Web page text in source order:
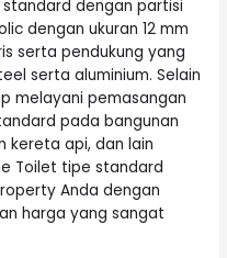
dengan partisi
dengan ukuran 12 mm
serta pendukung yang
serta aluminium. Selain
melayani pemasangan
pada bangunan
kereta api, dan lain
Toilet tipe standard
Anda dengan
harga yang sangat